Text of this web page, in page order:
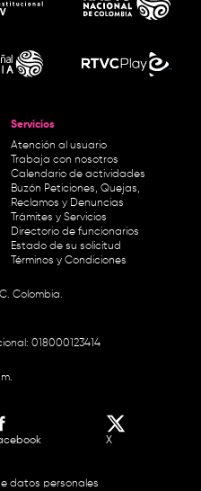
Servicios
Atención al usuario
Trabaja con nosotros
Calendario de actividades
Buzón Peticiones, Quejas,
Reclamos y Denuncias
Trámites y Servicios
Directorio de funcionarios
Estado de su solicitud
Términos y Condiciones
Colombia.
018000123414
X
datos personales